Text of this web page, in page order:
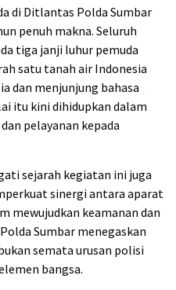
di Ditlantas Polda Sumbar
penuh makna. Seluruh
tiga janji luhur pemuda
satu tanah air Indonesia
dan menjunjung bahasa
itu kini dihidupkan dalam
pelayanan kepada
sejarah kegiatan ini juga
sinergi antara aparat
mewujudkan keamanan dan
Sumbar menegaskan
semata urusan polisi
bangsa.